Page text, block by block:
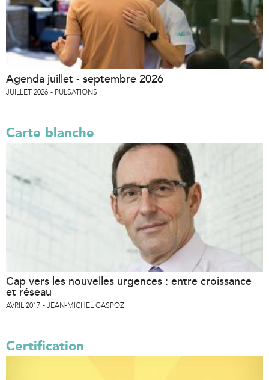
Agenda juillet - septembre 2026
JUILLET 2026 PULSATIONS
Carte blanche
Cap vers les nouvelles urgences : entre croissance
et réseau
AVRIL 2017 JEAN-MICHEL GASPOZ
Certification